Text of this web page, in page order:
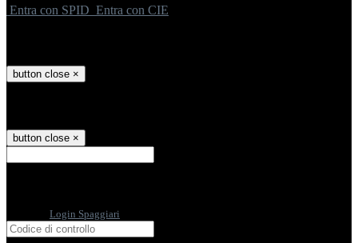
Entra con SPID Entra con CIE
button close ×
button close ×
Login Spaggiari